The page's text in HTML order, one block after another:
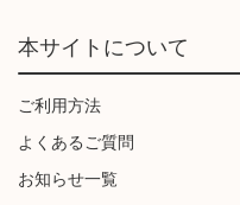
本サイトについて
ご利用方法
よくあるご質問
お知らせ一覧